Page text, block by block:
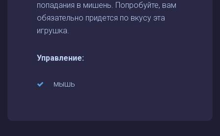
попадания в мишень. Попробуйте, вам
обязательно придется по вкусу эта
игрушка.
Управление:
мышь